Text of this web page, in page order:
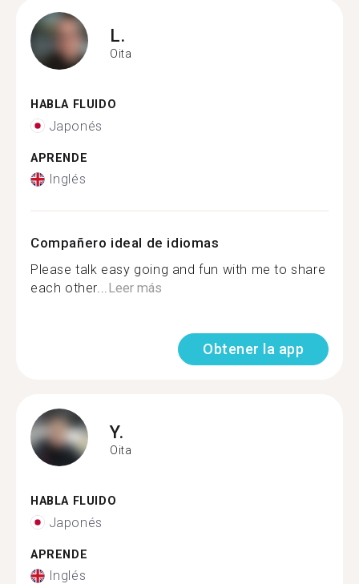
L.
Oita
HABLA FLUIDO
Japonés
APRENDE
Inglés
Compañero ideal de idiomas
Please talk easy going and fun with me to share
each other...Leer más
Obtener la app
Y.
Oita
HABLA FLUIDO
Japonés
APRENDE
Inglés